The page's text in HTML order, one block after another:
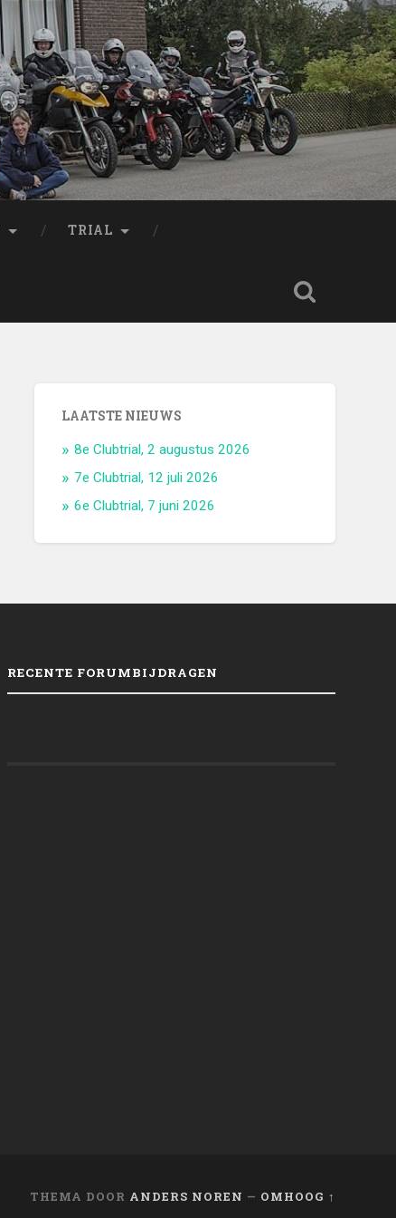
TRIAL
LAATSTE NIEUWS
8e Clubtrial, 2 augustus 2026
7e Clubtrial, 12 juli 2026
6e Clubtrial, 7 juni 2026
RECENTE FORUMBIJDRAGEN
THEMA DOOR ANDERS NOREN — OMHOOG ↑